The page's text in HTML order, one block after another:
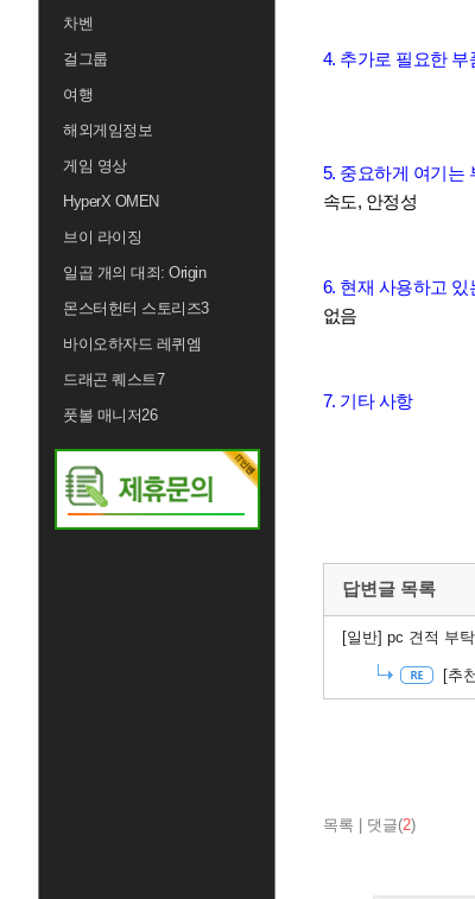
차벤
걸그룹
여행
해외게임정보
게임 영상
HyperX OMEN
브이 라이징
일곱 개의 대죄: Origin
몬스터헌터 스토리즈3
바이오하자드 레퀴엠
드래곤 퀘스트7
풋볼 매니저26
4. 추가로 필요한 부
5. 중요하게 여기는
속도, 안정성
6. 현재 사용하고
없음
7. 기타 사항
답변글 목록
[일반] pc 견적 부
[추
목록 댓글(2)